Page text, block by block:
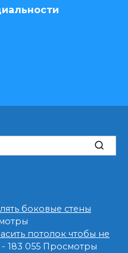
боковые стены
потолок чтобы не
- 183 055 Просмотры